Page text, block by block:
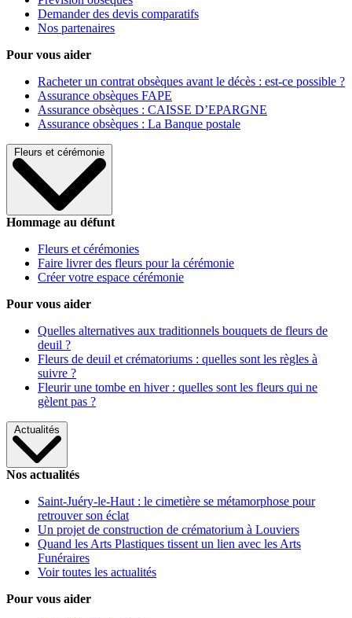
Demander des devis comparatifs
Nos partenaires
Pour vous aider
Racheter un contrat obsèques avant le décès : est-ce possible ?
Assurance obsèques FAPE
Assurance obsèques : CAISSE D’EPARGNE
Assurance obsèques : La Banque postale
Fleurs et cérémonie
Hommage au défunt
Fleurs et cérémonies
Faire livrer des fleurs pour la cérémonie
Créer votre espace cérémonie
Pour vous aider
Quelles alternatives aux traditionnels bouquets de fleurs de
deuil ?
Fleurs de deuil et crématoriums : quelles sont les règles à
suivre ?
Fleurir une tombe en hiver : quelles sont les fleurs qui ne
gèlent pas ?
Actualités
Nos actualités
Saint-Juéry-le-Haut : le cimetière se métamorphose pour
retrouver son éclat
Un projet de construction de crématorium à Louviers
Quand les Arts Plastiques tissent un lien avec les Arts
Funéraires
Voir toutes les actualités
Pour vous aider